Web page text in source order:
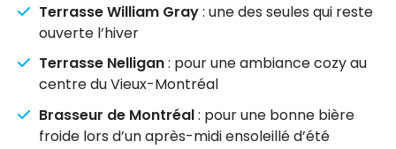
Terrasse William Gray: une des seules qui reste
ouverte l’hiver
Terrasse Nelligan: pour une ambiance cozy au
centre du Vieux-Montréal
Brasseur de Montréal: pour une bonne bière
froide lors d’un après-midi ensoleillé d’été